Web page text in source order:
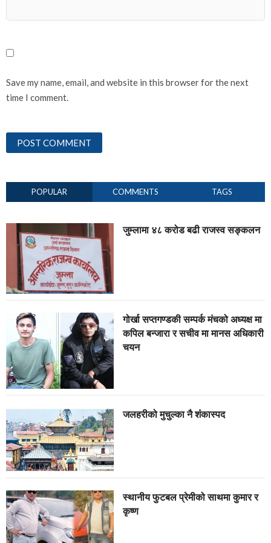
Save my name, email, and website in this browser for the next
time I comment.
POPULAR COMMENTS TAGS
जुम्लामा ४८ करोड बढी राजस्व सङ्कलन
गोर्खा सप्तगण्डकी सम्पर्क मंचको अध्यक्ष मा
कपिल बन्जारा र सचीव मा मानस अधिकारी
चयन
जलहरीको मुचुल्का नै शंंकास्पद
स्थानीय फुटबल प्रेमीको साथमा कुमार र
कृष्ण